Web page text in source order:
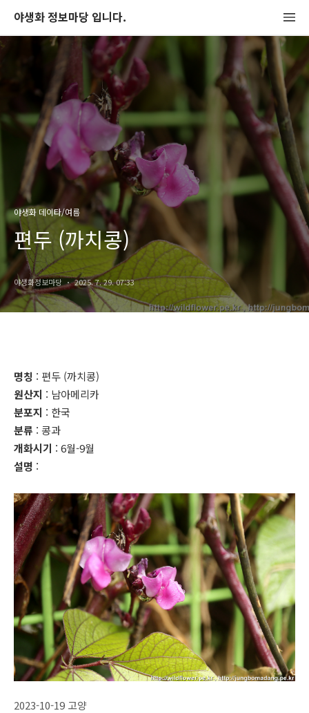
야생화 정보마당 입니다.
야생화 데이타/여름
편두 (까치콩)
야생화정보마당 2025. 7. 29. 07:33
명칭 : 편두 (까치콩)
원산지 : 남아메리카
분포지 : 한국
분류 : 콩과
개화시기 : 6월-9월
설명 :
2023-10-19 고양